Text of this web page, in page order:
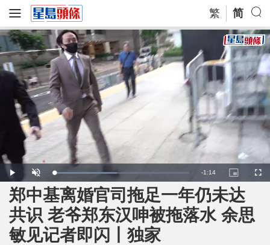
繁 简
P
l
a
y
U
n
u
L
o
a
d
e
d
:
4
6
.
1
R
e
-1:14
P
i
t
u
e
-
i
F
u
郑中基离婚官司拖足一年仍未达
共识 老爷郑东汉呻被拖落水 余思
敏见记者即闪丨独家